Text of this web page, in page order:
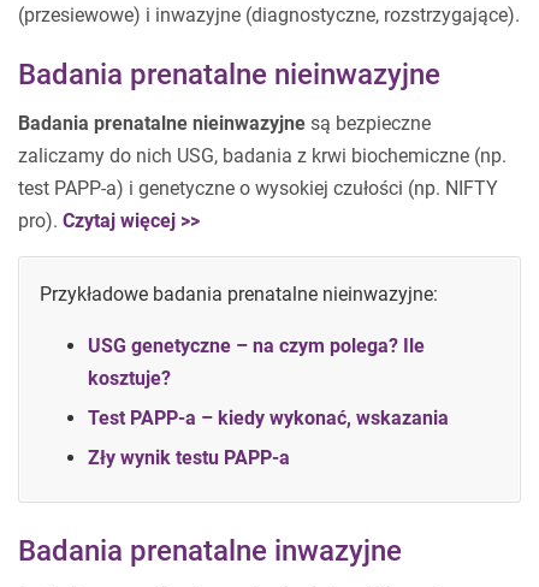
(przesiewowe) i inwazyjne (diagnostyczne, rozstrzygające).
Badania prenatalne nieinwazyjne
Badania prenatalne nieinwazyjne są bezpieczne
zaliczamy do nich USG, badania z krwi biochemiczne (np.
test PAPP-a) i genetyczne o wysokiej czułości (np. NIFTY
pro). Czytaj więcej >>
Przykładowe badania prenatalne nieinwazyjne:
USG genetyczne – na czym polega? Ile
kosztuje?
Test PAPP-a – kiedy wykonać, wskazania
Zły wynik testu PAPP-a
Badania prenatalne inwazyjne